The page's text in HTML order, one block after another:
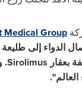
Medical Group
الدواء إلى
بعقار Sirolimus
.